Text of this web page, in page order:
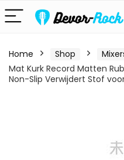
Home Shop
Mat Kurk Record Matten
Non-Slip Verwijdert Stof